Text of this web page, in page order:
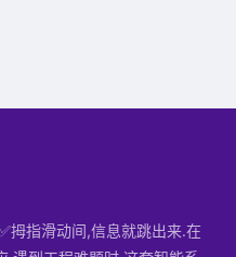
拇指滑动间,信息就跳出来.在